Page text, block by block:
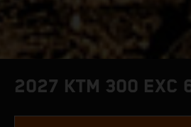
2027 KTM 300 EXC